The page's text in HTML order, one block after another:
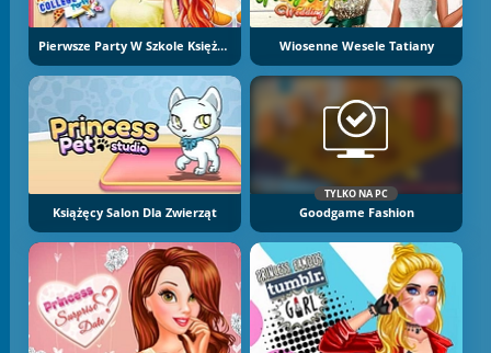
Pierwsze Party W Szkole Księżniczki Wiosenne Wesele Tatiany
Książęcy Salon Dla Zwierząt
TYLKO NA PC
Goodgame Fashion